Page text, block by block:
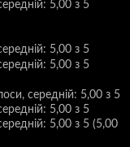
(5,00